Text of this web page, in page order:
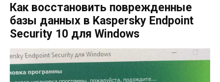
Как восстановить поврежденные
базы данных в Kaspersky Endpoint
Security 10 для Windows